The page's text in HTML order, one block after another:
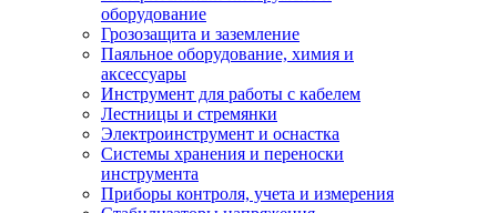
оборудование
Грозозащита и заземление
Паяльное оборудование, химия и
аксессуары
Инструмент для работы с кабелем
Лестницы и стремянки
Электроинструмент и оснастка
Системы хранения и переноски
инструмента
Приборы контроля, учета и измерения